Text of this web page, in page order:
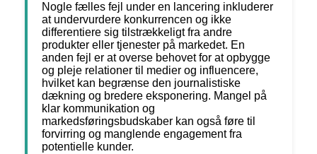
Nogle fælles fejl under en lancering inkluderer
at undervurdere konkurrencen og ikke
differentiere sig tilstrækkeligt fra andre
produkter eller tjenester på markedet. En
anden fejl er at overse behovet for at opbygge
og pleje relationer til medier og influencere,
hvilket kan begrænse den journalistiske
dækning og bredere eksponering. Mangel på
klar kommunikation og
markedsføringsbudskaber kan også føre til
forvirring og manglende engagement fra
potentielle kunder.